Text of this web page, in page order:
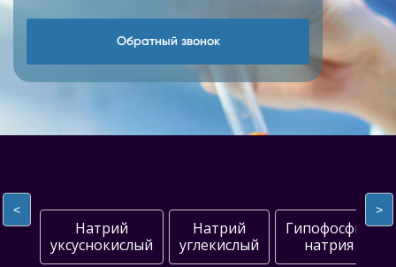
Обратный звонок
<
Натрий
уксуснокислый
Натрий
углекислый
Гипофосфит
натрия
>